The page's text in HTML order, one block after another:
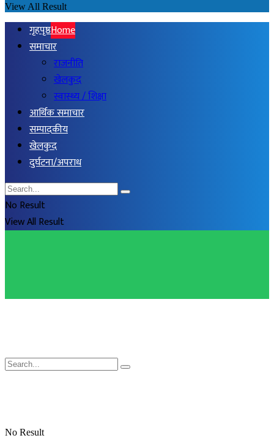
View All Result
गृहपृष्ठHome
समाचार
राजनीति
खेलकुद
स्वास्थ्य / शिक्षा
आर्थिक समाचार
सम्पादकीय
खेलकुद
दुर्घटना/अपराध
No Result
View All Result
No Result